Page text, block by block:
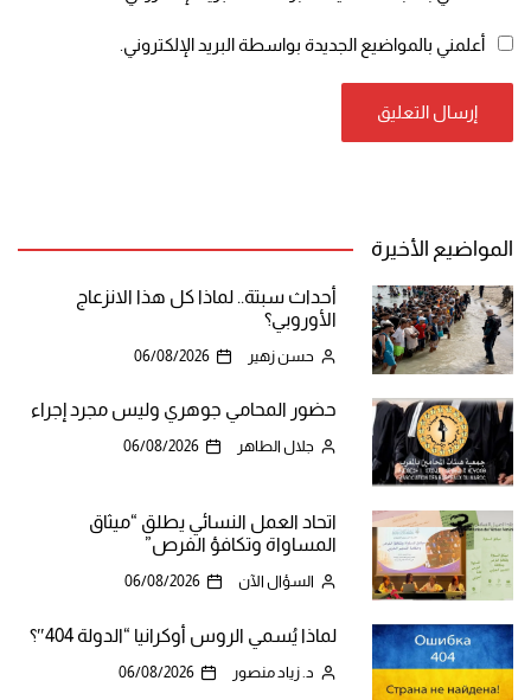
أعلمني بالمواضيع الجديدة بواسطة البريد الإلكتروني.
المواضيع الأخيرة
أحداث سبتة.. لماذا كل هذا الانزعاج
الأوروبي؟
حسن زهير 06/08/2026
حضور المحامي جوهري وليس مجرد إجراء
جلال الطاهر 06/08/2026
اتحاد العمل النسائي يطلق “ميثاق
المساواة وتكافؤ الفرص”
السؤال الآن 06/08/2026
لماذا يُسمي الروس أوكرانيا “الدولة 404″؟
د. زياد منصور 06/08/2026